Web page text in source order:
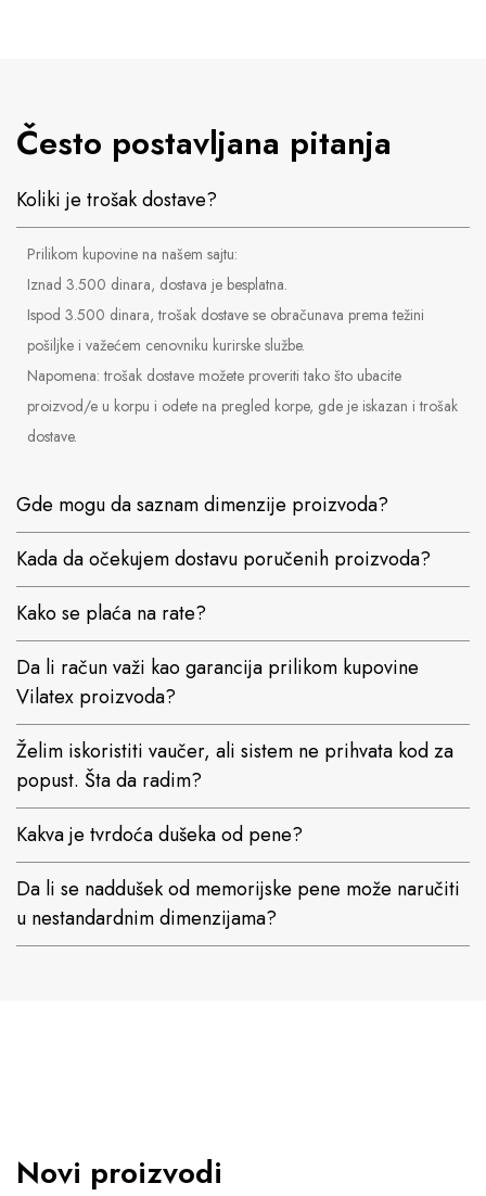
Često postavljana pitanja
Koliki je trošak dostave?
Prilikom kupovine na našem sajtu:
Iznad 3.500 dinara, dostava je besplatna.
Ispod 3.500 dinara, trošak dostave se obračunava prema težini
pošiljke i važećem cenovniku kurirske službe.
Napomena: trošak dostave možete proveriti tako što ubacite
proizvod/e u korpu i odete na pregled korpe, gde je iskazan i trošak
dostave.
Gde mogu da saznam dimenzije proizvoda?
Kada da očekujem dostavu poručenih proizvoda?
Kako se plaća na rate?
Da li račun važi kao garancija prilikom kupovine
Vilatex proizvoda?
Želim iskoristiti vaučer, ali sistem ne prihvata kod za
popust. Šta da radim?
Kakva je tvrdoća dušeka od pene?
Da li se naddušek od memorijske pene može naručiti
u nestandardnim dimenzijama?
Novi proizvodi